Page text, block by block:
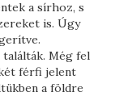
a sírhoz, s
is. Úgy
találták. Még fel
férfi jelent
a földre